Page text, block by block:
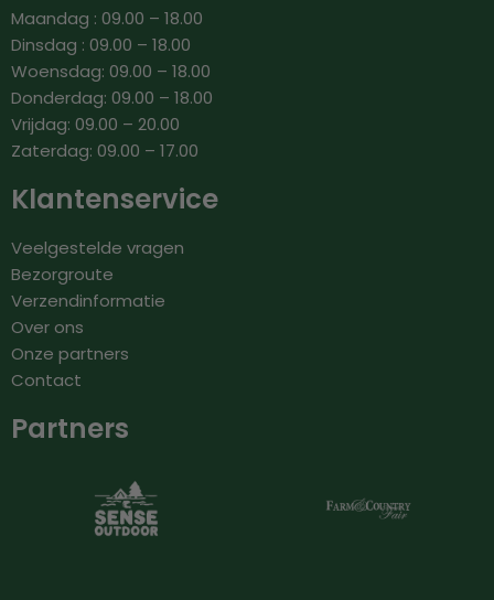
Maandag : 09.00 – 18.00
Dinsdag : 09.00 – 18.00
Woensdag: 09.00 – 18.00
Donderdag: 09.00 – 18.00
Vrijdag: 09.00 – 20.00
Zaterdag: 09.00 – 17.00
Klantenservice
Veelgestelde vragen
Bezorgroute
Verzendinformatie
Over ons
Onze partners
Contact
Partners